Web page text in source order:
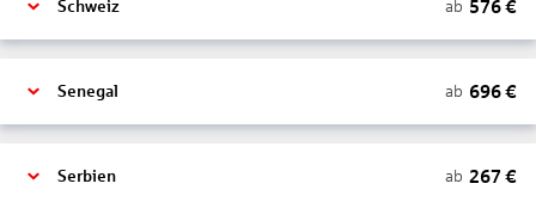
Schweiz ab 576€
Senegal ab 696€
Serbien ab 267 €